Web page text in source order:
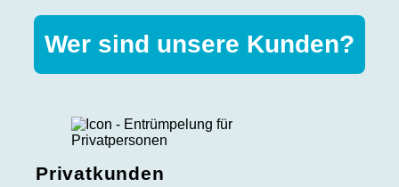
Wer sind unsere Kunden?
Privatkunden